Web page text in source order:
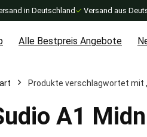
in Deutschland ✓ Versand aus
Alle Bestpreis Angebote
Produkte verschlagwortet mit
A1